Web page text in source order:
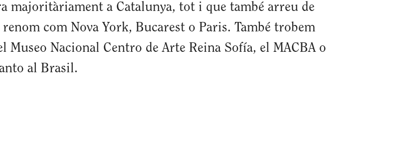
majoritàriament a Catalunya, tot i que també arreu de
com Nova York, Bucarest o Paris. També trobem
Museo Nacional Centro de Arte Reina Sofía, el MACBA o
al Brasil.